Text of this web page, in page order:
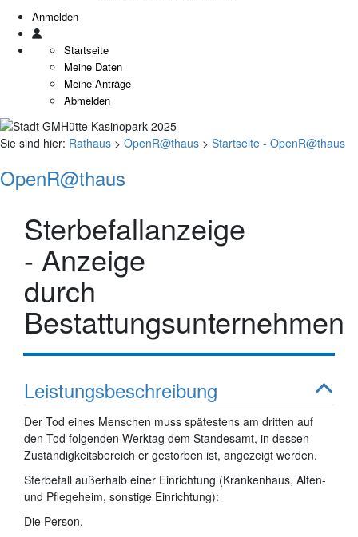
Anmelden
Startseite
Meine Daten
Meine Anträge
Abmelden
Sie sind hier: Rathaus > OpenR@thaus > Startseite - OpenR@thaus
OpenR@thaus
Sterbefallanzeige
- Anzeige
durch
Bestattungsunternehmen
Leistungsbeschreibung
Der Tod eines Menschen muss spätestens am dritten auf
den Tod folgenden Werktag dem Standesamt, in dessen
Zuständigkeitsbereich er gestorben ist, angezeigt werden.
Sterbefall außerhalb einer Einrichtung (Krankenhaus, Alten-
und Pflegeheim, sonstige Einrichtung):
Die Person,